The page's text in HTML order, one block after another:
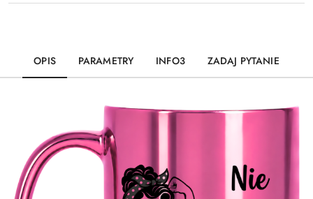
OPIS PARAMETRY INFO3 ZADAJ PYTANIE